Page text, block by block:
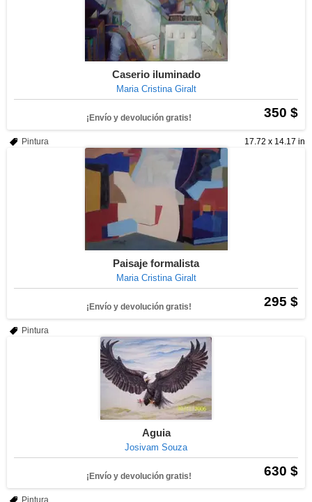
Caserio iluminado
Maria Cristina Giralt
350 $
¡Envío y devolución gratis!
17.72 x 14.17 in
Pintura
Paisaje formalista
Maria Cristina Giralt
295 $
¡Envío y devolución gratis!
Pintura
Aguia
Josivam Souza
630 $
¡Envío y devolución gratis!
Pintura